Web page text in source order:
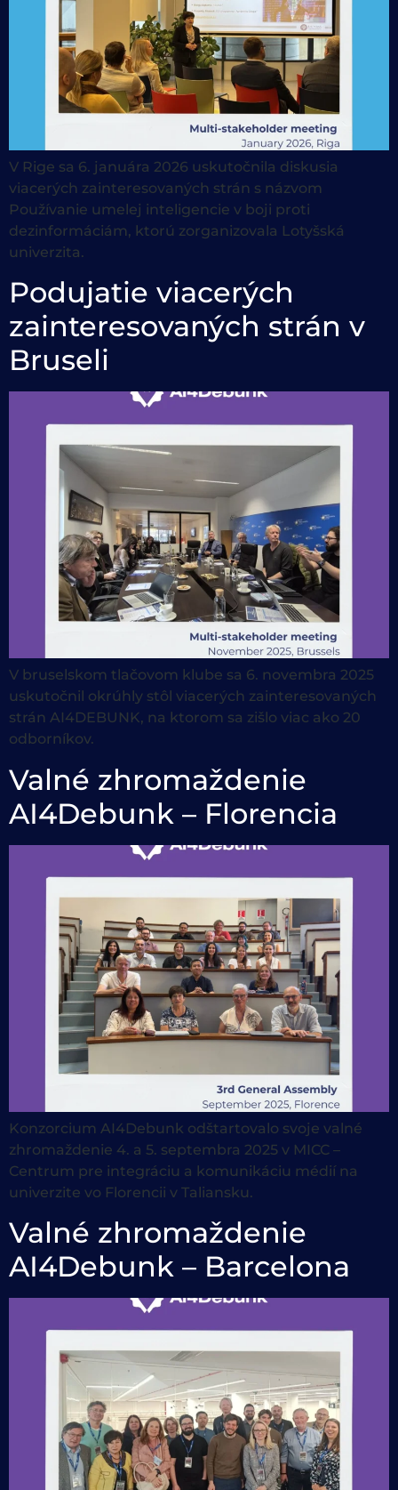
V Rige sa 6. januára 2026 uskutočnila diskusia
viacerých zainteresovaných strán s názvom
Používanie umelej inteligencie v boji proti
dezinformáciám, ktorú zorganizovala Lotyšská
univerzita.
Podujatie viacerých
zainteresovaných strán v
Bruseli
V bruselskom tlačovom klube sa 6. novembra 2025
uskutočnil okrúhly stôl viacerých zainteresovaných
strán AI4DEBUNK, na ktorom sa zišlo viac ako 20
odborníkov.
Valné zhromaždenie
AI4Debunk – Florencia
Konzorcium AI4Debunk odštartovalo svoje valné
zhromaždenie 4. a 5. septembra 2025 v MICC –
Centrum pre integráciu a komunikáciu médií na
univerzite vo Florencii v Taliansku.
Valné zhromaždenie
AI4Debunk – Barcelona